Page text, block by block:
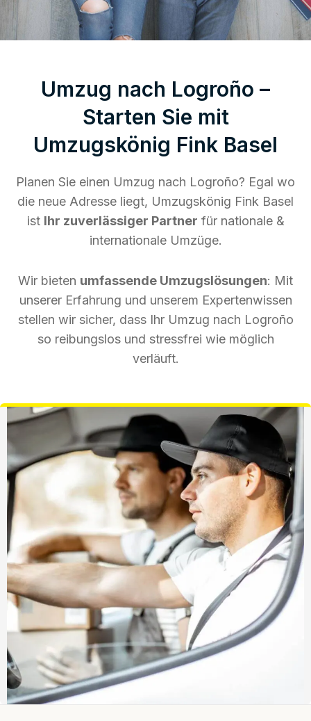
Umzug nach Logroño –
Starten Sie mit
Umzugskönig Fink Basel
Planen Sie einen Umzug nach Logroño? Egal wo
die neue Adresse liegt, Umzugskönig Fink Basel
ist Ihr zuverlässiger Partner für nationale &
internationale Umzüge.
Wir bieten umfassende Umzugslösungen: Mit
unserer Erfahrung und unserem Expertenwissen
stellen wir sicher, dass Ihr Umzug nach Logroño
so reibungslos und stressfrei wie möglich
verläuft.